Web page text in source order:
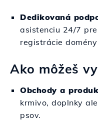
Dedikovaná
asistenciu 24/7
registrácie
Ako môžeš
Obchody a
krmivo, doplnky
psov.